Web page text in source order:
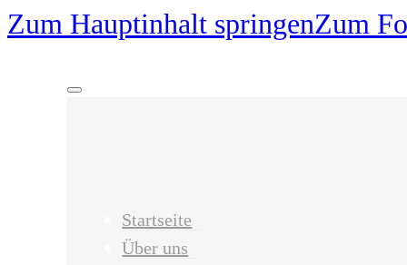
Zum Hauptinhalt springenZum
Startseite
Über uns